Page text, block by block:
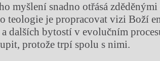
myšlení snadno otřásá
teologie je propracovat vizi Boží
dalších bytostí v evolučním
protože trpí spolu s nimi.